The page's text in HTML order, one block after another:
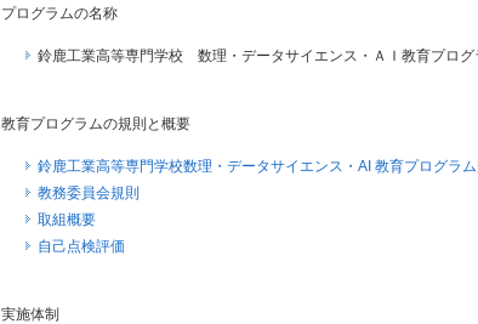
プログラムの名称
鈴鹿工業高等専門学校 数理・データサイエンス・ＡＩ教育プログ
教育プログラムの規則と概要
鈴鹿工業高等専門学校数理・データサイエンス・AI 教育プログラム
教務委員会規則
取組概要
自己点検評価
実施体制